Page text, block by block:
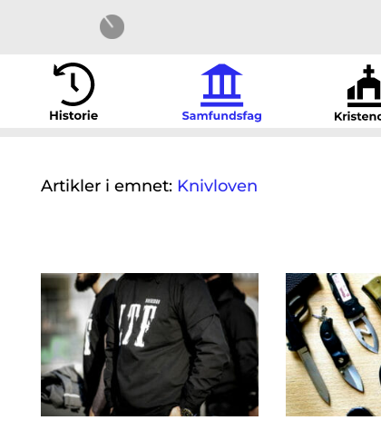
Artikler i emnet: Knivloven